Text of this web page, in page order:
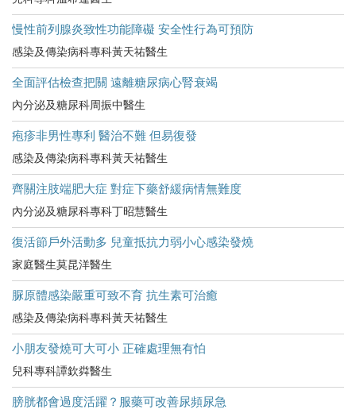
慢性前列腺炎致性功能障礙 安全性行為可預防
感染及傳染病科專科黃天祐醫生
全面評估檢查把關 遠離糖尿病心腎衰竭
內分泌及糖尿科周振中醫生
疱疹非男性專利 醫治不難 但易復發
感染及傳染病科專科黃天祐醫生
齊關注肢端肥大症 對症下藥舒緩病情無難度
內分泌及糖尿科專科丁昭慧醫生
復活節戶外活動多 兒童抵抗力弱小心感染發燒
家庭醫生莫昆洋醫生
脲原體感染嚴重可致不育 抗生素可治癒
感染及傳染病科專科黃天祐醫生
小朋友發燒可大可小 正確處理無有怕
兒科專科譚欽粦醫生
膀胱都會過度活躍？服藥可改善尿頻尿急